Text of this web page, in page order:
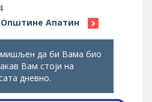
Општине Апатин
да би Вама био
Вам стоји на
дневно.